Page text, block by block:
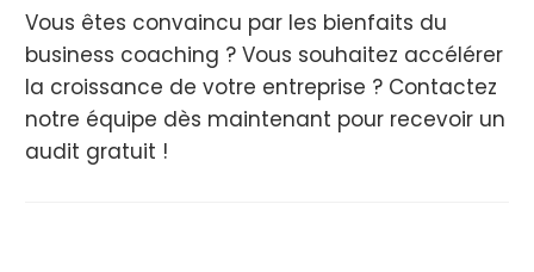
Vous êtes convaincu par les bienfaits du
business coaching ? Vous souhaitez accélérer
la croissance de votre entreprise ? Contactez
notre équipe dès maintenant pour recevoir un
audit gratuit !